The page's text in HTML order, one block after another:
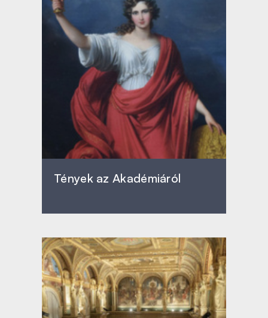
Tények az Akadémiáról